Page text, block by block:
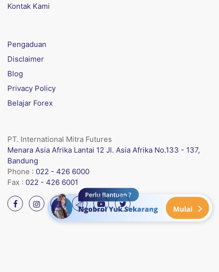
Kontak Kami
Pengaduan
Disclaimer
Blog
Privacy Policy
Belajar Forex
PT. International Mitra Futures
Menara Asia Afrika Lantai 12 Jl. Asia Afrika No.133 - 137,
Bandung
Phone : 022 - 426 6000
Fax : 022 - 426 6001